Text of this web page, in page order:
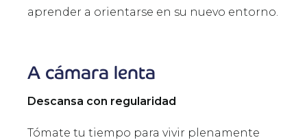
aprender a orientarse en su nuevo entorno.
A cámara lenta
Descansa con regularidad
Tómate tu tiempo para vivir plenamente